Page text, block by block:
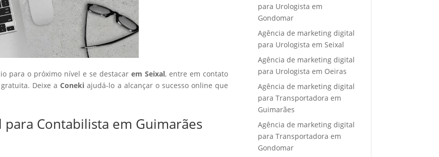
para o próximo nível e se destacar em Seixal, entre em contato
gratuita. Deixe aConeki ajudá-lo a alcançar o sucesso online que
Contabilista em Guimarães
para Urologista em
Gondomar
Agência de marketing digital
para Urologista em Seixal
Agência de marketing digital
para Urologista em Oeiras
Agência de marketing digital
para Transportadora em
Guimarães
Agência de marketing digital
para Transportadora em
Gondomar